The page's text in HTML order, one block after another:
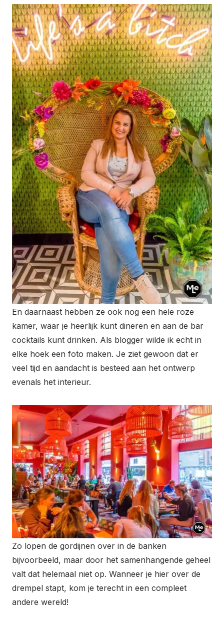
En daarnaast hebben ze ook nog een hele roze
kamer, waar je heerlijk kunt dineren en aan de bar
cocktails kunt drinken. Als blogger wilde ik echt in
elke hoek een foto maken. Je ziet gewoon dat er
veel tijd en aandacht is besteed aan het ontwerp
evenals het interieur.
Zo lopen de gordijnen over in de banken
bijvoorbeeld, maar door het samenhangende geheel
valt dat helemaal niet op. Wanneer je hier over de
drempel stapt, kom je terecht in een compleet
andere wereld!